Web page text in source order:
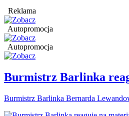
Reklama
Autopromocja
Autopromocja
Burmistrz Barlinka
Burmistrz Barlinka Bernarda